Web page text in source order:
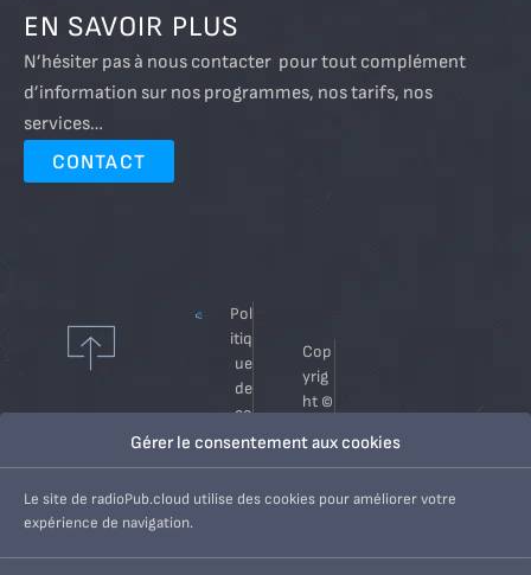
Gérer le consentement aux cookies
Le site de radioPub.cloud utilise des cookies pour améliorer votre
expérience de navigation.
EN SAVOIR PLUS
N’hésiter pas à nous contacter pour tout complément
d’information sur nos programmes, nos tarifs, nos
services…
CONTACT
Pol
itiq
ue
de
co
nfi
de
Me
Cop
yrig
ht ©
6
oPu